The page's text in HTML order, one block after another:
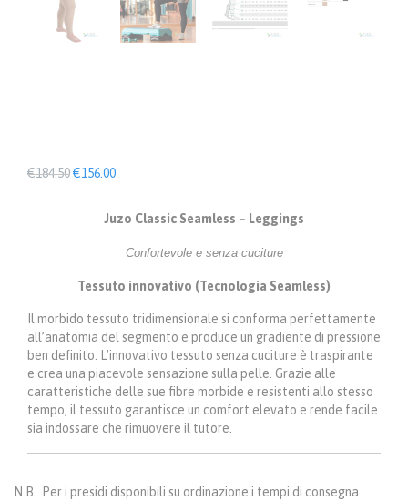
€184.50 Il
€156.00Il
è:
Juzo Classic Seamless – Leggings
Confortevole e senza cuciture
Tessuto innovativo (Tecnologia Seamless)
Il morbido tessuto tridimensionale si conforma perfettamente
all’anatomia del segmento e produce un gradiente di pressione
ben definito. L’innovativo tessuto senza cuciture è traspirante
e crea una piacevole sensazione sulla pelle. Grazie alle
caratteristiche delle sue fibre morbide e resistenti allo stesso
tempo, il tessuto garantisce un comfort elevato e rende facile
sia indossare che rimuovere il tutore.
N.B. Per i presidi disponibili su ordinazione i tempi di consegna